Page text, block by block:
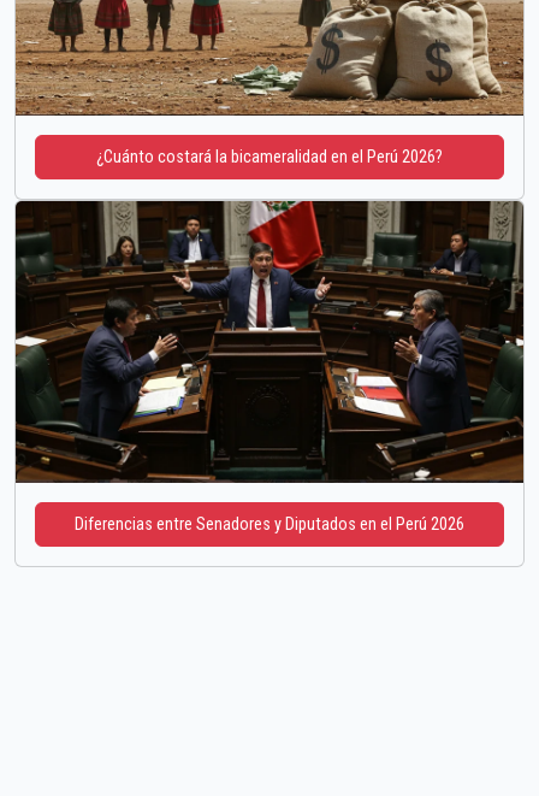
¿Cuánto costará la bicameralidad en el Perú 2026?
Diferencias entre Senadores y Diputados en el Perú 2026